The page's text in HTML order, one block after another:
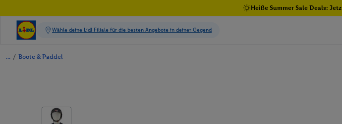
Heiße Summer Sale Deals:
/ Boote & Paddel